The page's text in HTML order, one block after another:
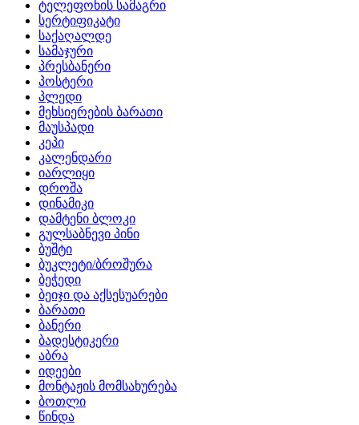
ტელეფონის სამაგრი
სერტიფიკატი
საქაღალდე
სამაჯური
პრესბანერი
პოსტერი
პლედი
მეხსიერების ბარათი
მაუსპადი
კეპი
კალენდარი
იარლიყი
დროშა
დინამიკი
დამტენი ბლოკი
გულსაბნევი პინი
ბუშტი
ბუკლეტი/ბროშურა
ბეჭედი
ბეიჯი და აქსესუარები
ბარათი
ბანერი
ბადესტიკერი
აბრა
იდეები
მონტაჟის მომსახურება
ბოთლი
წინდა